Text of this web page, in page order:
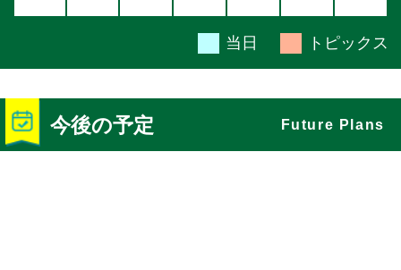
当日 トピックス
今後の予定 Future Plans